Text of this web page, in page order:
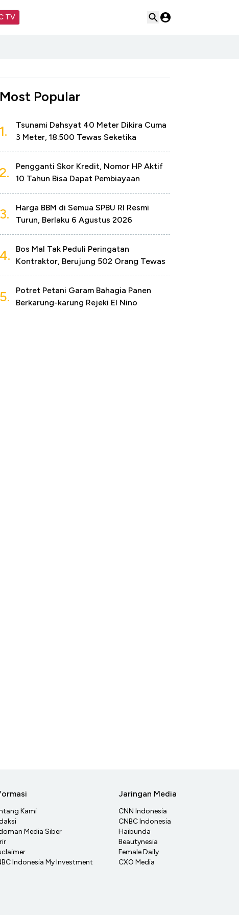
TV
Most Popular
1.
Tsunami Dahsyat 40 Meter Dikira Cuma
3 Meter, 18.500 Tewas Seketika
2.
Pengganti Skor Kredit, Nomor HP Aktif
10 Tahun Bisa Dapat Pembiayaan
3.
Harga BBM di Semua SPBU RI Resmi
Turun, Berlaku 6 Agustus 2026
4.
Bos Mal Tak Peduli Peringatan
Kontraktor, Berujung 502 Orang Tewas
5.
Potret Petani Garam Bahagia Panen
Berkarung-karung Rejeki El Nino
Kami
Media Siber
Indonesia My Investment
Jaringan Media
CNN Indonesia
CNBC Indonesia
Haibunda
Beautynesia
Female Daily
CXO Media